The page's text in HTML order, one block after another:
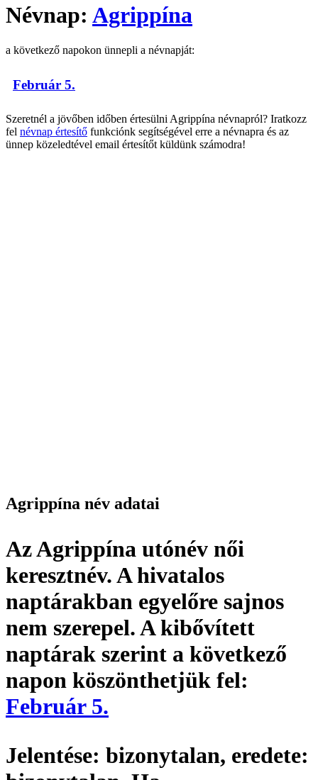
Névnap: Agrippína
a következő napokon ünnepli a névnapját:
Február 5.
Szeretnél a jövőben időben értesülni Agrippína névnapról? Iratkozz
fel névnap értesítő funkciónk segítségével erre a névnapra és az
ünnep közeledtével email értesítőt küldünk számodra!
Agrippína név adatai
Az Agrippína utónév női
keresztnév. A hivatalos
naptárakban egyelőre sajnos
nem szerepel. A kibővített
naptárak szerint a következő
napon köszönthetjük fel:
Február 5.
Jelentése: bizonytalan, eredete: